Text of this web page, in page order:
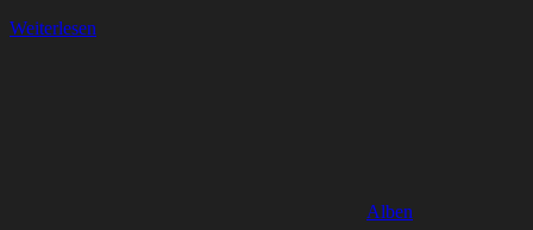
Weiterlesen
Alben